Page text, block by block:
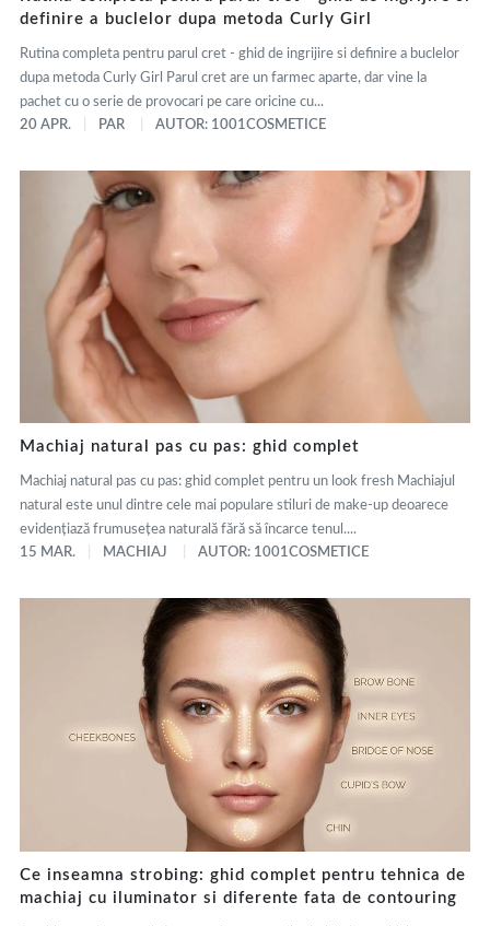
definire a buclelor dupa metoda Curly Girl
Rutina completa pentru parul cret - ghid de ingrijire si definire a buclelor
dupa metoda Curly Girl Parul cret are un farmec aparte, dar vine la
pachet cu o serie de provocari pe care oricine cu...
20 APR.
PAR AUTOR: 1001COSMETICE
Machiaj natural pas cu pas: ghid complet
Machiaj natural pas cu pas: ghid complet pentru un look fresh Machiajul
natural este unul dintre cele mai populare stiluri de make-up deoarece
evidențiază frumusețea naturală fără să încarce tenul....
15 MAR.
MACHIAJ AUTOR: 1001COSMETICE
Ce inseamna strobing: ghid complet pentru tehnica de
machiaj cu iluminator si diferente fata de contouring